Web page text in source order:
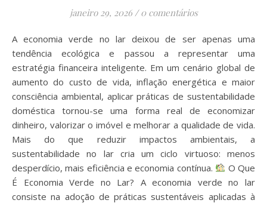
janeiro 29, 2026 / 0 comentários
A economia verde no lar deixou de ser apenas uma
tendência ecológica e passou a representar uma
estratégia financeira inteligente. Em um cenário global de
aumento do custo de vida, inflação energética e maior
consciência ambiental, aplicar práticas de sustentabilidade
doméstica tornou-se uma forma real de economizar
dinheiro, valorizar o imóvel e melhorar a qualidade de vida.
Mais do que reduzir impactos ambientais, a
sustentabilidade no lar cria um ciclo virtuoso: menos
desperdício, mais eficiência e economia contínua.
O Que
É Economia Verde no Lar? A economia verde no lar
consiste na adoção de práticas sustentáveis aplicadas à